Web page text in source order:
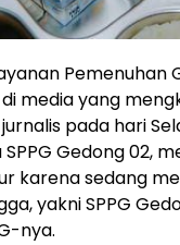
Pemenuhan
media yang
pada hari
Gedong 02,
karena sedang
yakni SPPG
nya.